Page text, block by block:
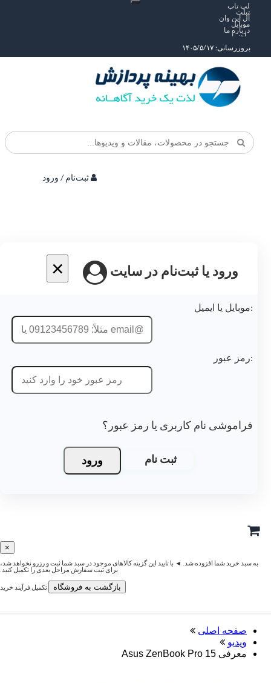
لپ تاپ
تبلت
آل این وان
موبایل
درباره ما
راهنما
بروزرسانی: ۱۴۰۵/۵/۱۷
ثبت‌نام / ورود
× ورود یا ثبت‌نام در سایت
موبایل یا ایمیل:
رمز عبور:
فراموشی نام کاربری یا رمز عبور؟
ورود ثبت نام
×
به سبد خرید شما افزوده شد. ◄ با تایید این گزینه کالاهای موجود در سبد شما ثبت و رزرو نخواهد شد،
برای ثبت سفارش مراحل بعدی را تکمیل کنید.
بازگشت به فروشگاه تکمیل فرآیند خرید
صفحه اصلی
ویدیو
معرفی Asus ZenBook Pro 15